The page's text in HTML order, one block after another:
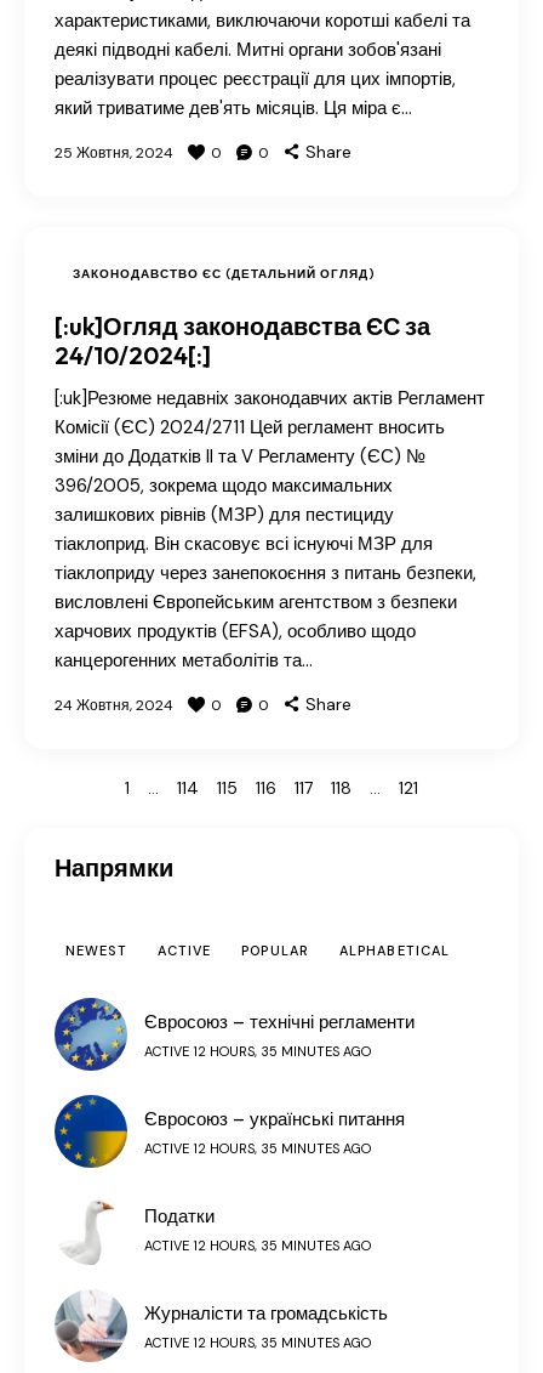
характеристиками, виключаючи коротші кабелі та
деякі підводні кабелі. Митні органи зобов'язані
реалізувати процес реєстрації для цих імпортів,
який триватиме дев'ять місяців. Ця міра є…
25 Жовтня, 2024 0 0 Share
ЗАКОНОДАВСТВО ЄС (ДЕТАЛЬНИЙ ОГЛЯД)
[:uk]Огляд законодавства ЄС за
24/10/2024[:]
[:uk]Резюме недавніх законодавчих актів Регламент
Комісії (ЄС) 2024/2711 Цей регламент вносить
зміни до Додатків II та V Регламенту (ЄС) №
396/2005, зокрема щодо максимальних
залишкових рівнів (МЗР) для пестициду
тіаклоприд. Він скасовує всі існуючі МЗР для
тіаклоприду через занепокоєння з питань безпеки,
висловлені Європейським агентством з безпеки
харчових продуктів (EFSA), особливо щодо
канцерогенних метаболітів та…
24 Жовтня, 2024 0 0 Share
1 … 114 115 116 117 118 … 121
>
Напрямки
NEWEST ACTIVE POPULAR ALPHABETICAL
Євросоюз – технічні регламенти
ACTIVE 12 HOURS, 35 MINUTES AGO
Євросоюз – українські питання
ACTIVE 12 HOURS, 35 MINUTES AGO
Податки
ACTIVE 12 HOURS, 35 MINUTES AGO
Журналісти та громадськість
ACTIVE 12 HOURS, 35 MINUTES AGO